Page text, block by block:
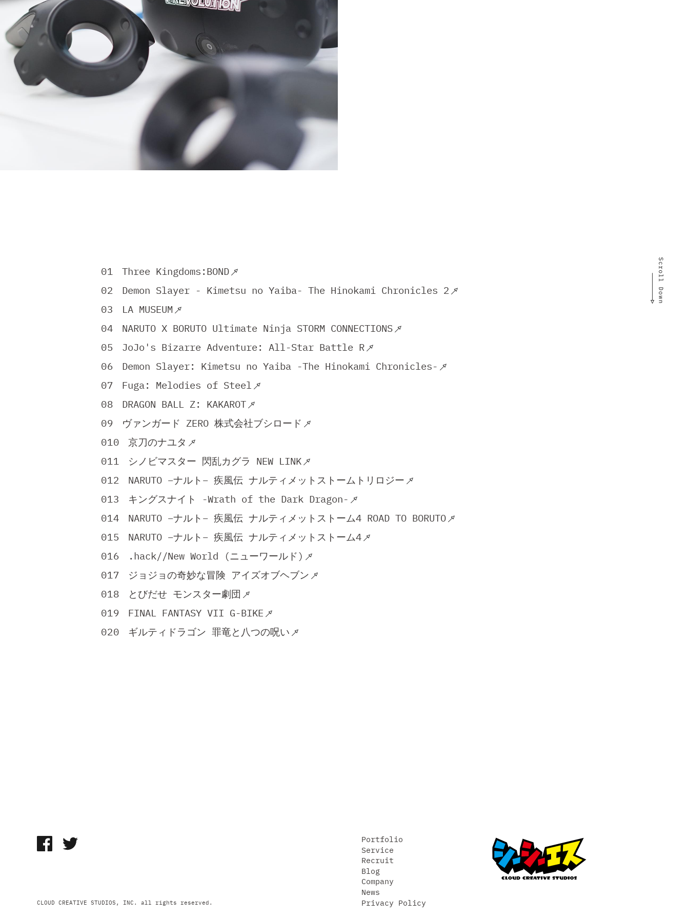
Three Kingdoms:BOND
Demon Slayer - Kimetsu no Yaiba- The Hinokami Chronicles 2
LA MUSEUM
NARUTO X BORUTO Ultimate Ninja STORM CONNECTIONS
JoJo's Bizarre Adventure: All-Star Battle R
Demon Slayer: Kimetsu no Yaiba -The Hinokami Chronicles-
Fuga: Melodies of Steel
DRAGON BALL Z: KAKAROT
ヴァンガード ZERO 株式会社ブシロード
京刀のナユタ
シノビマスター 閃乱カグラ NEW LINK
NARUTO −ナルト− 疾風伝 ナルティメットストームトリロジー
キングスナイト -Wrath of the Dark Dragon-
NARUTO −ナルト− 疾風伝 ナルティメットストーム4 ROAD TO BORUTO
NARUTO −ナルト− 疾風伝 ナルティメットストーム4
.hack//New World (ニューワールド)
ジョジョの奇妙な冒険 アイズオブヘブン
とびだせ モンスター劇団
FINAL FANTASY VII G-BIKE
ギルティドラゴン 罪竜と八つの呪い
Portfolio
Service
Recruit
Blog
Company
News
Privacy Policy
CLOUD CREATIVE STUDIOS, INC. all rights reserved.